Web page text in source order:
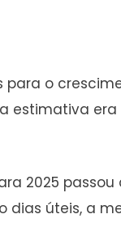
o
estimativa
2025 passou
úteis, a